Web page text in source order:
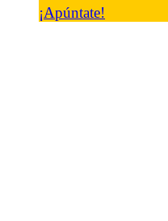
¡Apúntate!